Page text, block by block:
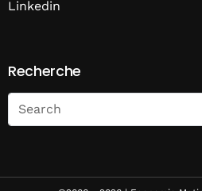
Linkedin
Recherche
Search
on
Economie